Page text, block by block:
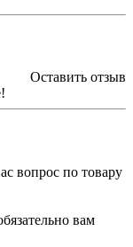
Оставить отзыв
вопрос по товару
вам